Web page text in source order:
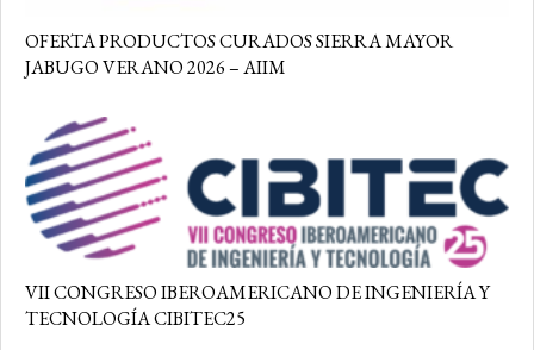
OFERTA PRODUCTOS CURADOS SIERRA MAYOR
JABUGO VERANO 2026 – AIIM
VII CONGRESO IBEROAMERICANO DE INGENIERÍA Y
TECNOLOGÍA CIBITEC25